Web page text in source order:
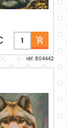
réf. 804442